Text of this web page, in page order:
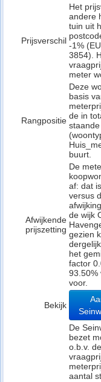
Prijsverschil
Het
andere
tuin uit
-1%
3854).
meter
Rangpositie
Deze
basis
de in
buurt.
Afwijkende
prijszetting
De
af: dat
versus
de wijk
gezien
het
factor
93.50%
voor.
Bekijk
De
bezet
o.b.v.
aantal